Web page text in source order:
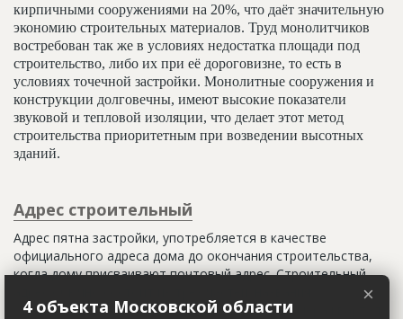
кирпичными сооружениями на 20%, что даёт значительную
экономию строительных материалов. Труд монолитчиков
востребован так же в условиях недостатка площади под
строительство, либо их при её дороговизне, то есть в
условиях точечной застройки. Монолитные сооружения и
конструкции долговечны, имеют высокие показатели
звуковой и тепловой изоляции, что делает этот метод
строительства приоритетным при возведении высотных
зданий.
Адрес строительный
Адрес пятна застройки, употребляется в качестве
официального адреса дома до окончания строительства,
когда дому присваивают почтовый адрес. Строительный
строительного района (возможно, улицы), номера квартала
×
4 объекта Московской области